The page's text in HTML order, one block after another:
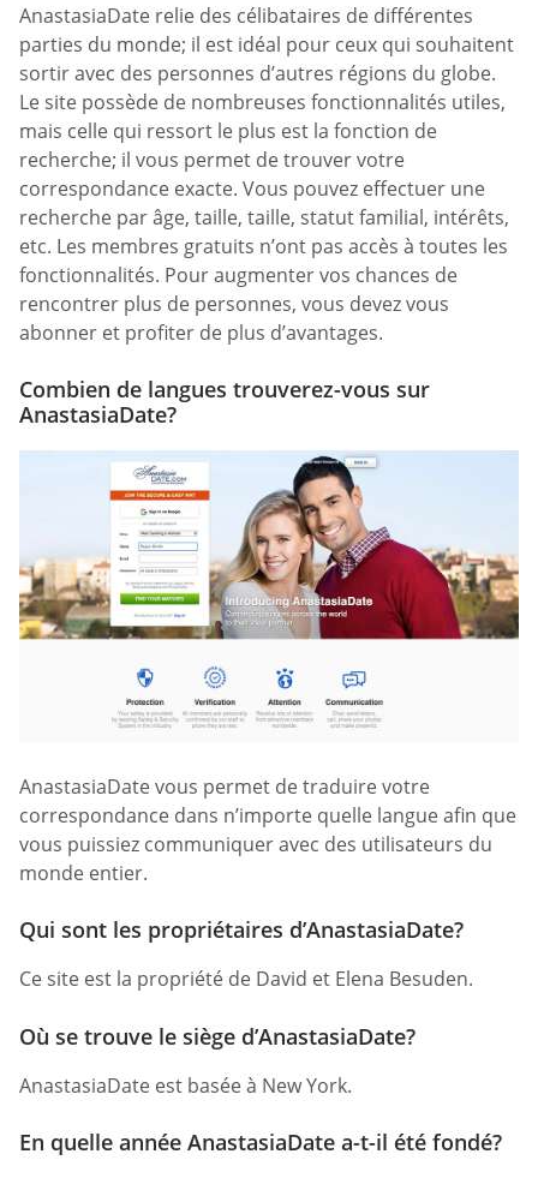
AnastasiaDate relie des célibataires de différentes
parties du monde; il est idéal pour ceux qui souhaitent
sortir avec des personnes d’autres régions du globe.
Le site possède de nombreuses fonctionnalités utiles,
mais celle qui ressort le plus est la fonction de
recherche; il vous permet de trouver votre
correspondance exacte. Vous pouvez effectuer une
recherche par âge, taille, taille, statut familial, intérêts,
etc. Les membres gratuits n’ont pas accès à toutes les
fonctionnalités. Pour augmenter vos chances de
rencontrer plus de personnes, vous devez vous
abonner et profiter de plus d’avantages.
Combien de langues trouverez-vous sur
AnastasiaDate?
AnastasiaDate vous permet de traduire votre
correspondance dans n’importe quelle langue afin que
vous puissiez communiquer avec des utilisateurs du
monde entier.
Qui sont les propriétaires d’AnastasiaDate?
Ce site est la propriété de David et Elena Besuden.
Où se trouve le siège d’AnastasiaDate?
AnastasiaDate est basée à New York.
En quelle année AnastasiaDate a-t-il été fondé?